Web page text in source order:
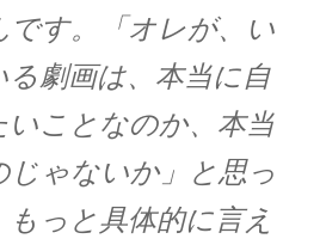
です。「オレが、い
る劇画は、本当に自
いことなのか、本当
じゃないか」と思っ
っと具体的に言え